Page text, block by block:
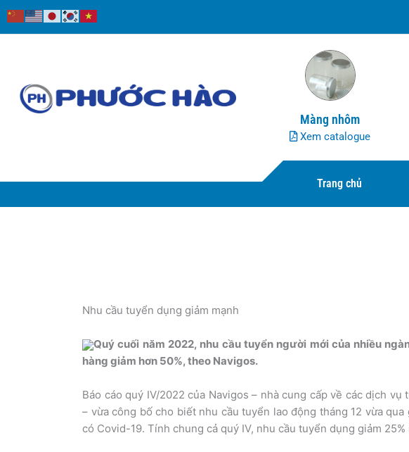
Nhảy
tới
Màng nhôm
Xem catalogue
Trang chủ
Nhu cầu tuyển dụng giảm mạnh
Quý cuối năm 2022, nhu cầu tuyển người mới của nhiều
hàng giảm hơn 50%, theo Navigos.
Báo cáo quý IV/2022 của Navigos – nhà cung cấp về các dịch
– vừa công bố cho biết nhu cầu tuyển lao động tháng 12 vừa
có Covid-19. Tính chung cả quý IV, nhu cầu tuyển dụng giảm